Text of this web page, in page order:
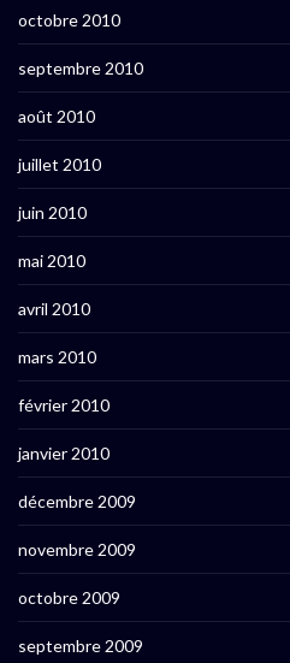
octobre 2010
septembre 2010
août 2010
juillet 2010
juin 2010
mai 2010
avril 2010
mars 2010
février 2010
janvier 2010
décembre 2009
novembre 2009
octobre 2009
septembre 2009